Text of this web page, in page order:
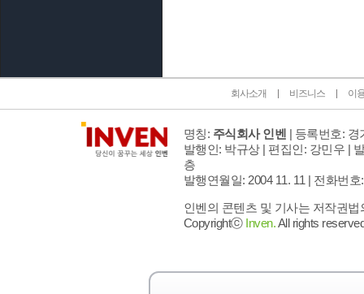
회사소개 비즈니스 이
명칭: 주식회사 인벤 | 등록번호: 경
발행인: 박규상 | 편집인: 강민우 |
층
발행연월일: 2004 11. 11 | 전화번호
인벤의 콘텐츠 및 기사는 저작권
Copyrightⓒ Inven.All rights